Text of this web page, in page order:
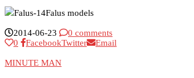
Falus models
2014-06-23
0 comments
0
FacebookTwitter Email
MINUTE MAN